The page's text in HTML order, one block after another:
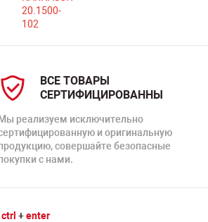
ВСЕ ТОВАРЫ
СЕРТИФИЦИРОВАННЫ
Мы реализуем исключительно
и оригинальную
совершайте безопасные
с нами.
ctrl +enter